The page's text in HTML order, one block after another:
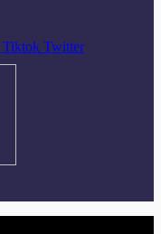
Tiktok Twitter